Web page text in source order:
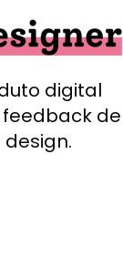
digital
feedback de